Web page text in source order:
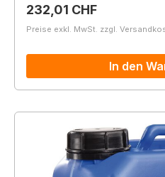
Regulärer Preis:
232,01 CHF
Preise exkl. MwSt. zzgl.
In den